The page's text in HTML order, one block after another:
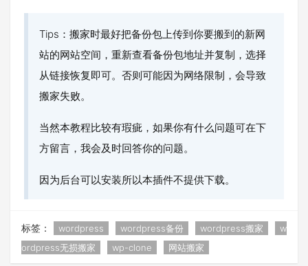
Tips：搬家时最好把备份包上传到你要搬到的新网
站的网站空间，重新查看备份包地址并复制，选择
从链接恢复即可。否则可能因为网络限制，会导致
搬家失败。
当然本教程比较有瑕疵，如果你有什么问题可在下
方留言，我会及时回答你的问题。
因为后台可以安装所以本插件不提供下载。
标签： wordpress wordpress备份 wordpress搬家
w
ordpress无损搬家
wp-clone 网站搬家